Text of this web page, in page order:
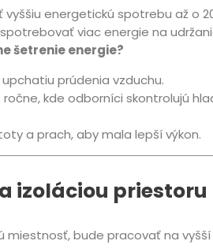
energetickú spotrebu až o
viac energie na
šetrenie energie?
prúdenia vzduchu.
kde odborníci skontrolujú
a prach, aby mala lepší výkon.
izoláciou priestoru
miestnosť, bude pracovať na